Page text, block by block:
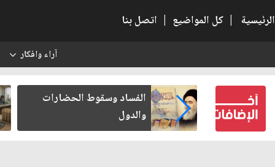
الرئيسية | كل المواضيع | اتصل بنا
آراء وافكار
كتب لنفسه
الفساد وسقوط الحضارات
والدول